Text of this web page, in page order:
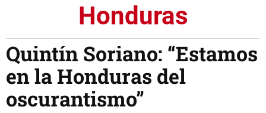
Honduras
Quintín Soriano: “Estamos
en la Honduras del
oscurantismo”